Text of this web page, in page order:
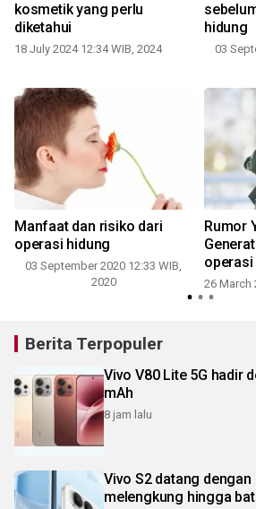
kosmetik yang perlu
diketahui
18 July 2024 12:34 WIB, 2024
hidung
03
Manfaat dan risiko dari
operasi hidung
03 September 2020 12:33 WIB,
2020
Rumor
26 March
Berita Terpopuler
Vivo V80 Lite 5G hadir
mAh
8 jam lalu
Vivo S2 datang dengan
melengkung hingga